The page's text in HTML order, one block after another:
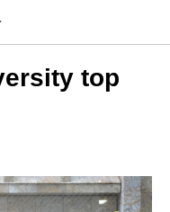
top